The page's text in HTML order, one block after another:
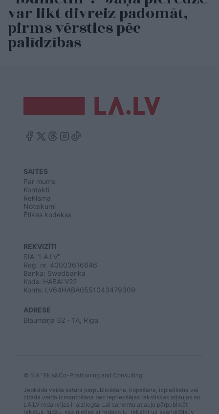
var likt divreiz padomāt,
pirms vērsties pēc
palīdzības
SAITES
Par mums
Kontakti
Reklāma
Noteikumi
Ētikas kodekss
REKVIZĪTI
SIA "LA.LV"
Reģ. nr. 40003616846
Banka: Swedbanka
Kods: HABALV22
Konts: LV64HABA0551043479309
ADRESE
Blaumaņa 32 - 1A, Rīga
© SIA "Ekis&Co-Positioning and Consulting"
Jebkāda veida satura pārpublicēšana, kopēšana, izplatīšana vai
citāda veida izmantošana bez iepriekšējas rakstiskas atļaujas no
LA.LV redakcijas ir aizliegta. Lai saņemtu atļauju pārpublicēt
rakstus, lūdzu, sazinieties ar redakciju, rakstot uz svarigi@la.lv